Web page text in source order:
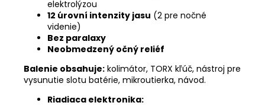
elektrolýzou
12 úrovní intenzity jasu (2 pre nočné
videnie)
Bez paralaxy
Neobmedzený očný reliéf
Balenie obsahuje: kolimátor, TORX kľúč, nástroj pre
vysunutie slotu batérie, mikroutierka, návod.
Riadiaca elektronika: